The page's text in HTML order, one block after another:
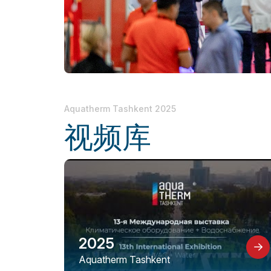
在乌兹别克斯坦做生意
展后结果
官方目录
Aquatherm Tashkent 2025
视频库
2025
Aquatherm Tashkent